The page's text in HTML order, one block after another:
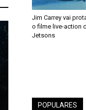
Jim Carrey vai
o filme live-action
Jetsons
POPULARES